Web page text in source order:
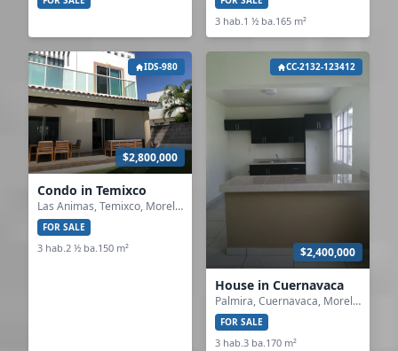
3 hab.1 ½ ba.165 m²
IDS-980
$2,800,000
Condo in Temixco
Las Animas, Temixco, Morelos
FOR SALE
3 hab.2 ½ ba.150 m²
CC-2132-123412
$2,400,000
House in Cuernavaca
Palmira, Cuernavaca, Morelos
FOR SALE
3 hab.3 ba.170 m²